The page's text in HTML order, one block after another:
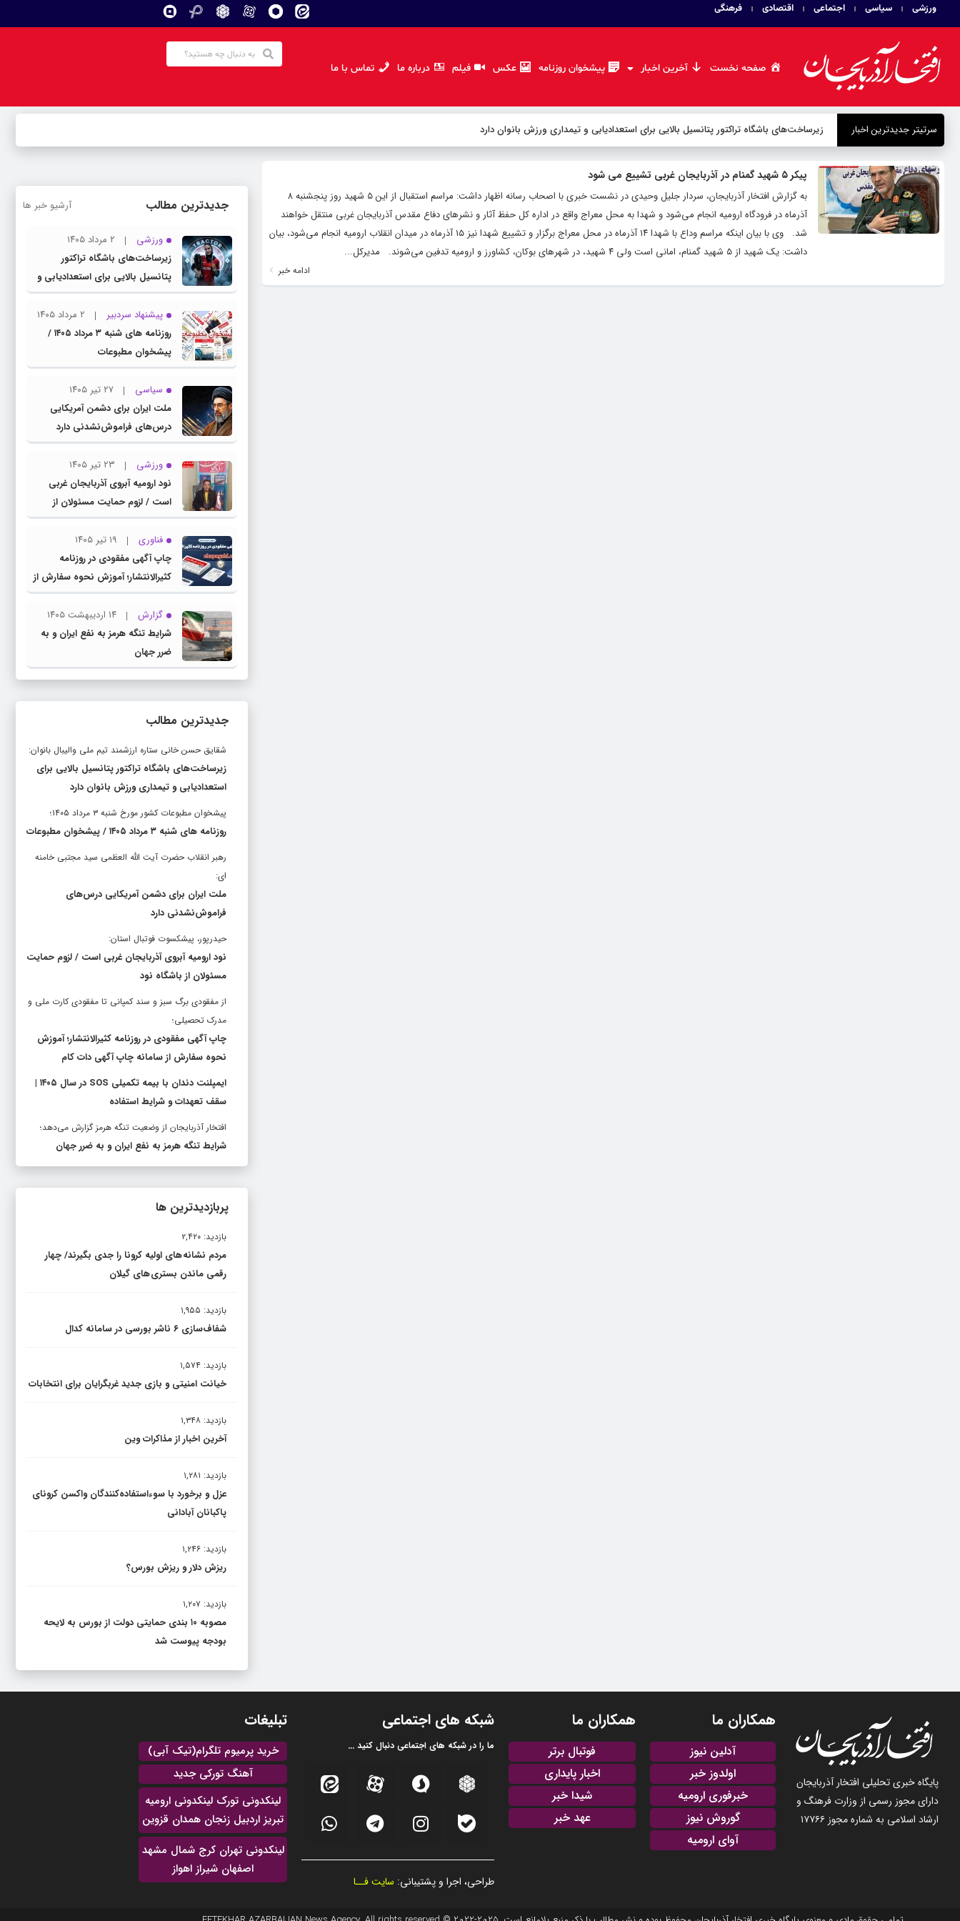
ورزشی سیاسی اجتماعی اقتصادی فرهنگی
صفحه نخست آخرین اخبار پیشخوان روزنامه عکس فیلم درباره ما تماس با ما
سرتیتر جدیدترین اخبار زیرساخت‌های باشگاه تراکتور پتانسیل بالایی برای استعدادیابی و تیمداری ورزش بانوان دارد
پیکر ۵ شهید گمنام در آذربایجان غربی تشییع می شود
به گزارش افتخار آذربایجان، سردار جلیل وحیدی در نشست خبری با اصحاب رسانه اظهار داشت: مراسم استقبال از این ۵ شهید روز پنجشنبه ۸
آذرماه در فرودگاه ارومیه انجام می‌شود و شهدا به محل معراج واقع در اداره کل حفظ آثار و نشرهای دفاع مقدس آذربایجان غربی منتقل خواهند
شد. وی با بیان اینکه مراسم وداع با شهدا ۱۴ آذرماه در محل معراج برگزار و تشییع شهدا نیز ۱۵ آذرماه در میدان انقلاب ارومیه انجام می‌شود، بیان
داشت: یک شهید از ۵ شهید گمنام، امانی است ولی ۴ شهید، در شهرهای بوکان، کشاورز و ارومیه تدفین می‌شوند. مدیرکل...
ادامه خبر
جدیدترین مطالب آرشیو خبر ها
ورزشی
۲ مرداد ۱۴۰۵
زیرساخت‌های باشگاه تراکتور
پتانسیل بالایی برای استعدادیابی و
تیمداری ورزش بانوان دارد
پیشنهاد سردبیر
۲ مرداد ۱۴۰۵
روزنامه های شنبه ۳ مرداد ۱۴۰۵ /
پیشخوان مطبوعات
سیاسی
۲۷ تیر ۱۴۰۵
ملت ایران برای دشمن آمریکایی
درس‌های فراموش‌نشدنی دارد
ورزشی
۲۳ تیر ۱۴۰۵
نود ارومیه آبروی آذربایجان غربی
است / لزوم حمایت مسئولان از
باشگاه نود
فناوری
۱۹ تیر ۱۴۰۵
چاپ آگهی مفقودی در روزنامه
کثیرالانتشار؛ آموزش نحوه سفارش از
سامانه چاپ آگهی دات کام
گزارش
۱۴ اردیبهشت ۱۴۰۵
شرایط تنگه هرمز به نفع ایران و به
ضرر جهان
جدیدترین مطالب
شقایق حسن خانی ستاره ارزشمند تیم ملی والیبال بانوان:
زیرساخت‌های باشگاه تراکتور پتانسیل بالایی برای
استعدادیابی و تیمداری ورزش بانوان دارد
پیشخوان مطبوعات کشور مورخ شنبه ۳ مرداد ۱۴۰۵؛
روزنامه های شنبه ۳ مرداد ۱۴۰۵ / پیشخوان مطبوعات
رهبر انقلاب حضرت آیت الله العظمی سید مجتبی خامنه
ای:
ملت ایران برای دشمن آمریکایی درس‌های
فراموش‌نشدنی دارد
حیدرپور، پیشکسوت فوتبال استان:
نود ارومیه آبروی آذربایجان غربی است / لزوم حمایت
مسئولان از باشگاه نود
از مفقودی برگ سبز و سند کمپانی تا مفقودی کارت ملی و
مدرک تحصیلی؛
چاپ آگهی مفقودی در روزنامه کثیرالانتشار؛ آموزش
نحوه سفارش از سامانه چاپ آگهی دات کام
ایمپلنت دندان با بیمه تکمیلی SOS در سال ۱۴۰۵ |
سقف تعهدات و شرایط استفاده
افتخار آذربایجان از وضعیت تنگه هرمز گزارش می‌دهد؛
شرایط تنگه هرمز به نفع ایران و به ضرر جهان
پربازدیدترین ها
بازدید: ۲,۴۲۰
مردم نشانه های اولیه کرونا را جدی بگیرند/ چهار
رقمی ماندن بستری های گیلان
بازدید: ۱,۹۵۵
شفاف‌سازی ۶ ناشر بورسی در سامانه کدال
بازدید: ۱,۵۷۴
خیانت امنیتی و بازی جدید غربگرایان برای انتخابات
بازدید: ۱,۳۴۸
آخرین اخبار از مذاکرات وین
بازدید: ۱,۲۸۱
عزل و برخورد با سوءاستفاده‌کنندگان واکسن کرونای
پاکبانان آبادانی
بازدید: ۱,۲۴۶
ریزش دلار و ریزش بورس؟
بازدید: ۱,۲۰۷
مصوبه ۱۰ بندی حمایتی دولت از بورس به لایحه
بودجه پیوست شد
پایگاه خبری تحلیلی افتخار آذربایجان
دارای مجوز رسمی از وزارت فرهنگ و
ارشاد اسلامی به شماره مجوز ۱۷۷۶۶
همکاران ما
آدلین نیوز
اولدوز خبر
خبرفوری ارومیه
گوروش نیوز
آوای ارومیه
همکاران ما
فوتبال برتر
اخبار پایداری
شیدا خبر
عهد خبر
شبکه های اجتماعی
ما را در شبکه های اجتماعی دنبال کنید ...
طراحی، اجرا و پشتیبانی: سایت فــا
تبلیغات
خرید پرمیوم تلگرام(تیک آبی)
آهنگ تورکی جدید
لینکدونی تورک لینکدونی ارومیه
تبریز اردبیل زنجان همدان قزوین
لینکدونی تهران کرج شمال مشهد
اصفهان شیراز اهواز